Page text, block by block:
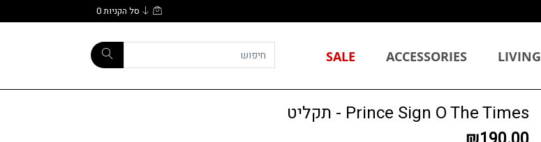
סל הקניות0
LIVING
ACCESSORIES
SALE
Prince Sign O The Times - תקליט